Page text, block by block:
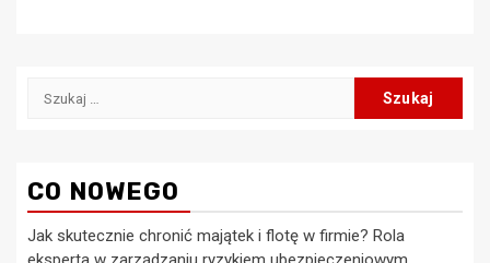
Szukaj:
CO NOWEGO
Jak skutecznie chronić majątek i flotę w firmie? Rola